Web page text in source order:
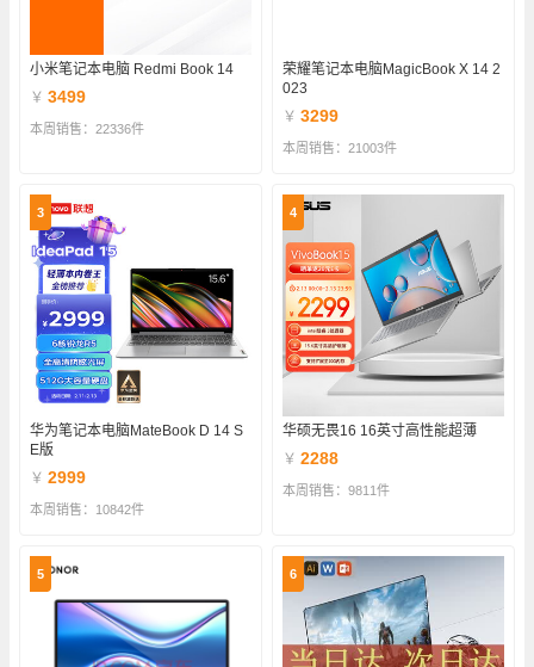
小米笔记本电脑 Redmi Book 14
￥ 3499
本周销售：22336件
荣耀笔记本电脑MagicBook X 14 2
023
￥ 3299
本周销售：21003件
3
华为笔记本电脑MateBook D 14 S
E版
￥ 2999
本周销售：10842件
4
华硕无畏16 16英寸高性能超薄
￥ 2288
本周销售：9811件
5 6